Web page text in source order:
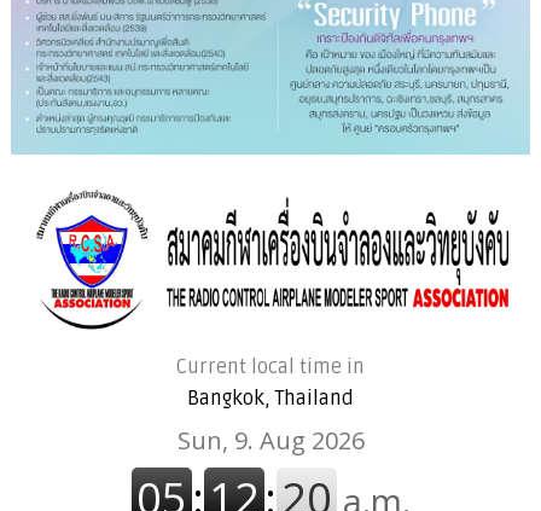
Current local time in
Bangkok, Thailand